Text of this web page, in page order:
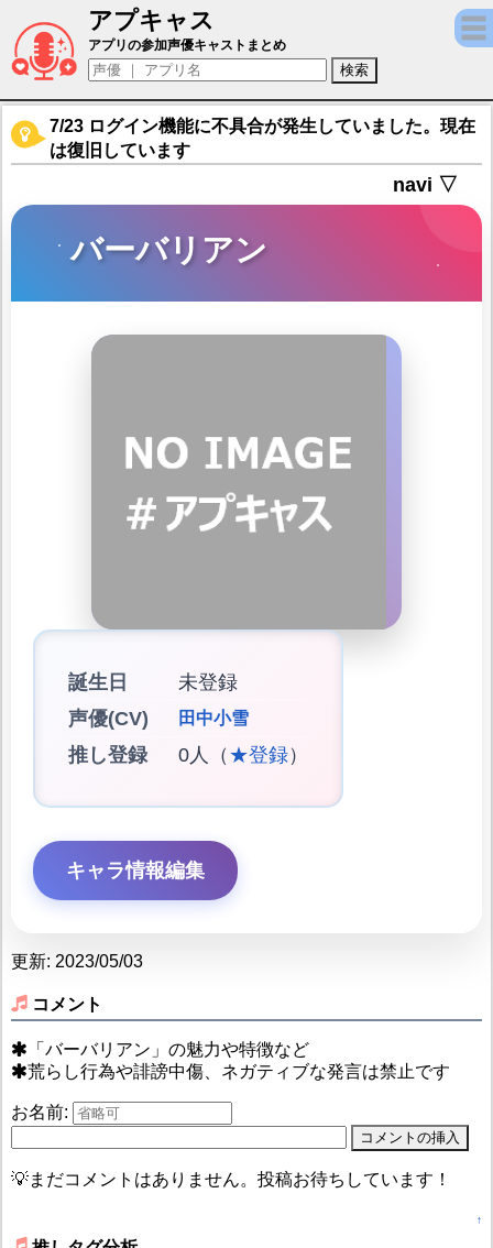
アプキャス
バーバリアン（声優：田中小雪)【
アプリの参加声優キャストまとめ
7/23 ログイン機能に不具合が発生していました。現在
は復旧しています
navi ▽
バーバリアン
誕生日
未登録
声優(CV)
田中小雪
推し登録 0人（ ★登録）
キャラ情報編集
更新: 2023/05/03
コメント
「バーバリアン」の魅力や特徴など
荒らし行為や誹謗中傷、ネガティブな発言は禁止です
お名前:
💡まだコメントはありません。投稿お待ちしています！
↑